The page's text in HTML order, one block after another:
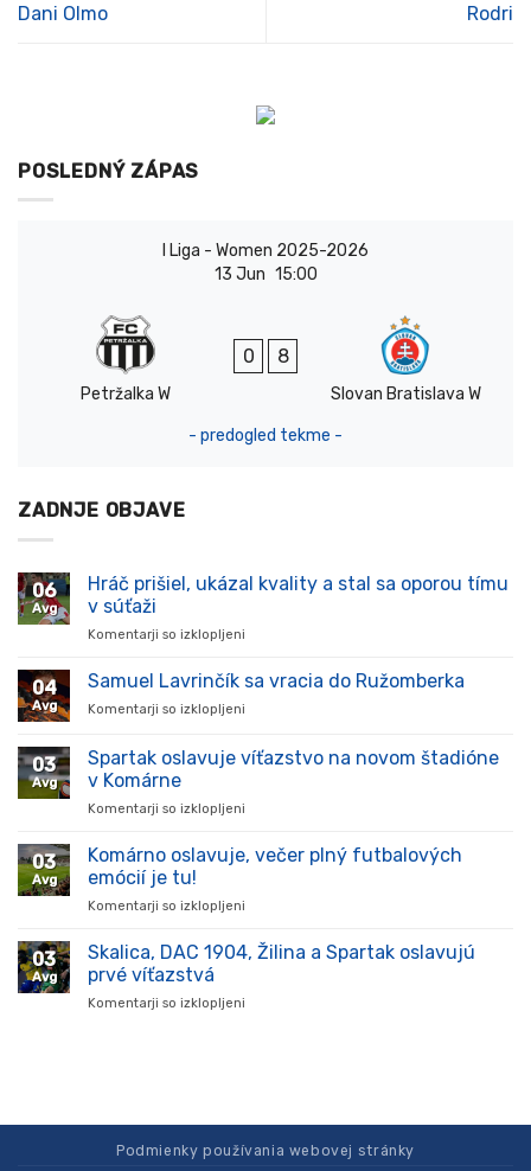
Dani Olmo Rodri
POSLEDNÝ ZÁPAS
I Liga - Women 2025-2026
13 Jun 15:00
Petržalka W
0 8
Slovan Bratislava W
- predogled tekme -
ZADNJE OBJAVE
06
Avg
Hráč prišiel, ukázal kvality a stal sa oporou tímu
v súťaži
Komentarji so izklopljeni
prišiel,
stal
súťaži
04
Avg
Samuel Lavrinčík sa vracia do Ružomberka
Komentarji so izklopljeni
Lavrinčík
sa
03
Avg
Spartak oslavuje víťazstvo na novom štadióne
v Komárne
Komentarji so izklopljeni
oslavuje
v
03
Avg
Komárno oslavuje, večer plný futbalových
emócií je tu!
Komentarji so izklopljeni
oslavuje,
03
Avg
Skalica, DAC 1904, Žilina a Spartak oslavujú
prvé víťazstvá
Komentarji so izklopljeni
Spartak
oslavujú
Podmienky používania webovej stránky